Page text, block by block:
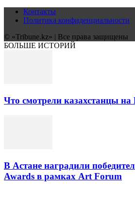
Контакты
Политика конфиденциальности
© «Tribune.kz» | Все права защищены
БОЛЬШЕ ИСТОРИЙ
Что смотрели казахстанцы на
В Астане наградили
Awards в рамках Art Forum